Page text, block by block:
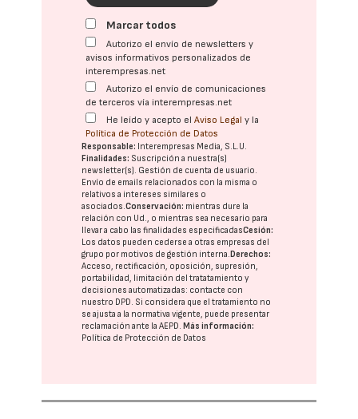
Marcar todos
Autorizo el envío de newsletters y
avisos informativos personalizados de
interempresas.net
Autorizo el envío de comunicaciones
de terceros vía interempresas.net
He leído y acepto elAviso Legal y la
Política de Protección de Datos
Responsable: Interempresas Media, S.L.U.
Finalidades: Suscripción a nuestra(s)
newsletter(s). Gestión de cuenta de usuario.
Envío de emails relacionados con la misma o
relativos a intereses similares o
asociados.Conservación: mientras dure la
relación con Ud., o mientras sea necesario para
llevar a cabo las finalidades especificadasCesión:
Los datos pueden cederse a otras empresas del
grupo por motivos de gestión interna.Derechos:
Acceso, rectificación, oposición, supresión,
portabilidad, limitación del tratatamiento y
decisiones automatizadas: contacte con
nuestro DPD. Si considera que el tratamiento no
se ajusta a la normativa vigente, puede presentar
reclamación ante laAEPD.Más información:
Política de Protección de Datos